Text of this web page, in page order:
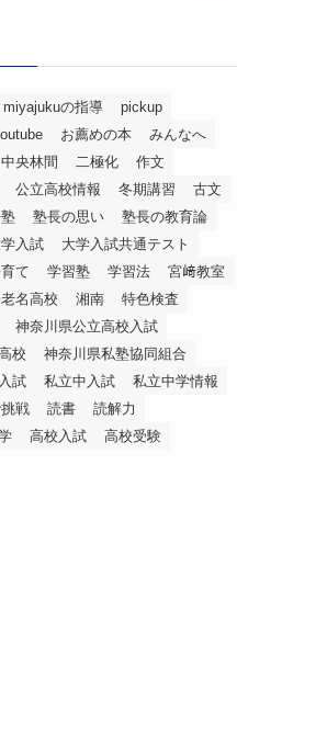
miyajukuの指導
pickup
お薦めの本
みんなへ
中央林間 二極化
作文
公立高校情報 冬期講習
古文
塾長の思い
塾長の教育論
入試
大学入試共通テスト
て 学習塾 学習法
宮﨑教室
名高校 湘南
特色検査
神奈川県公立高校入試
校
神奈川県私塾協同組合
試
私立中入試
私立中学情報
戦 読書
読解力
高校入試 高校受験